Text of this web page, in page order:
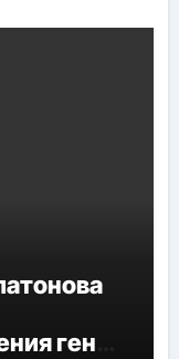
гения